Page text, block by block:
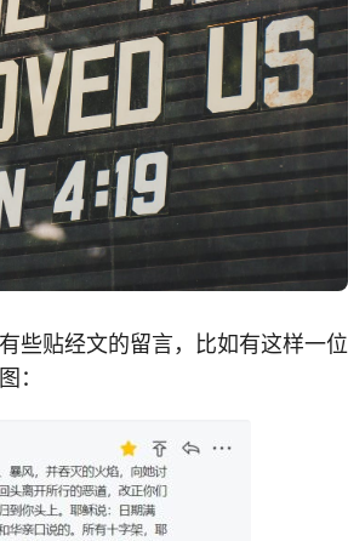
些贴经文的留言，比如有这样一位
：